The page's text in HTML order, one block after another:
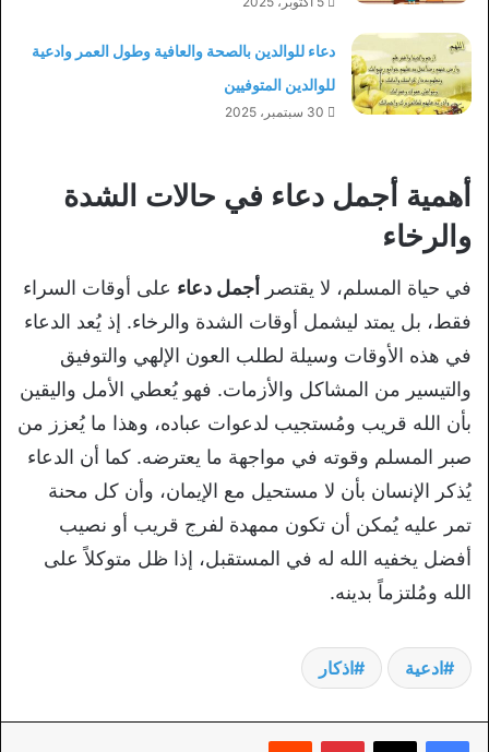
دعاء للوالدين بالصحة والعافية وطول العمر وادعية
للوالدين المتوفيين
30 سبتمبر، 2025
أهمية أجمل دعاء في حالات الشدة
والرخاء
في حياة المسلم، لا يقتصر أجمل دعاء على أوقات السراء
فقط، بل يمتد ليشمل أوقات الشدة والرخاء. إذ يُعد الدعاء
في هذه الأوقات وسيلة لطلب العون الإلهي والتوفيق
والتيسير من المشاكل والأزمات. فهو يُعطي الأمل واليقين
بأن الله قريب ومُستجيب لدعوات عباده، وهذا ما يُعزز من
صبر المسلم وقوته في مواجهة ما يعترضه. كما أن الدعاء
يُذكر الإنسان بأن لا مستحيل مع الإيمان، وأن كل محنة
تمر عليه يُمكن أن تكون ممهدة لفرج قريب أو نصيب
أفضل يخفيه الله له في المستقبل، إذا ظل متوكلاً على
الله ومُلتزماً بدينه.
ادعية اذكار
بينتيريست